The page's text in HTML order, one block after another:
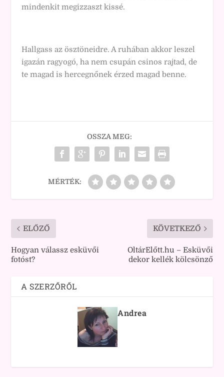
mindenkit megizzaszt kissé.
Hallgass az ösztöneidre. A ruhában akkor leszel
igazán ragyogó, ha nem csupán csinos rajtad, de
te magad is hercegnőnek érzed magad benne.
OSSZA MEG:
MÉRTÉK:
ELŐZŐ
Hogyan válassz esküvői
fotóst?
KÖVETKEZŐ
OltárElőtt.hu – Esküvői
dekor kellék kölcsönző
A SZERZŐRŐL
Andrea